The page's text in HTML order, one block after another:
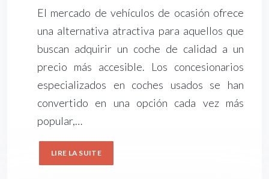
El mercado de vehículos de ocasión ofrece
una alternativa atractiva para aquellos que
buscan adquirir un coche de calidad a un
precio más accesible. Los concesionarios
especializados en coches usados se han
convertido en una opción cada vez más
popular,…
LIRE LA SUITE